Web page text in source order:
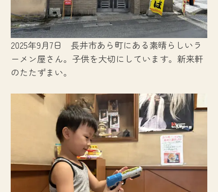
2025年9月7日 長井市あら町にある素晴らしいラ
ーメン屋さん。子供を大切にしています。新来軒
のたたずまい。